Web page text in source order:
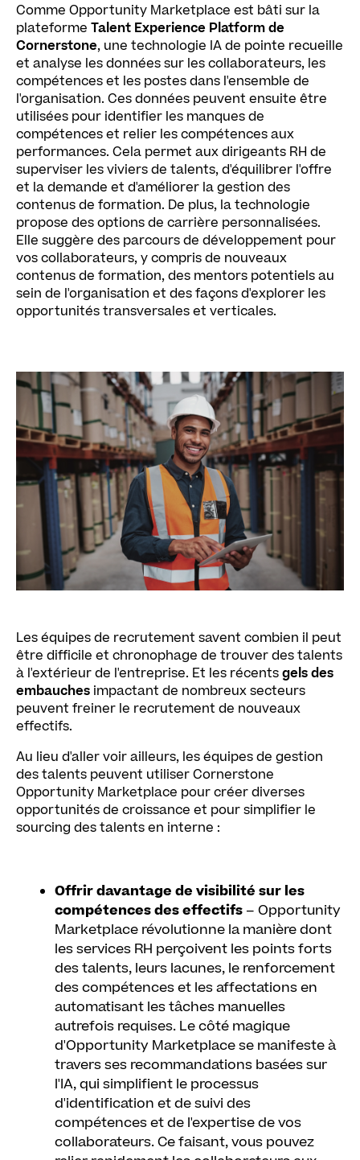
Comme Opportunity Marketplace est bâti sur la
plateforme Talent Experience Platform de
Cornerstone, une technologie IA de pointe recueille
et analyse les données sur les collaborateurs, les
compétences et les postes dans l'ensemble de
l'organisation. Ces données peuvent ensuite être
utilisées pour identifier les manques de
compétences et relier les compétences aux
performances. Cela permet aux dirigeants RH de
superviser les viviers de talents, d'équilibrer l'offre
et la demande et d'améliorer la gestion des
contenus de formation. De plus, la technologie
propose des options de carrière personnalisées.
Elle suggère des parcours de développement pour
vos collaborateurs, y compris de nouveaux
contenus de formation, des mentors potentiels au
sein de l'organisation et des façons d'explorer les
opportunités transversales et verticales.
Les équipes de recrutement savent combien il peut
être difficile et chronophage de trouver des talents
à l'extérieur de l'entreprise. Et les récentsgels des
embauches impactant de nombreux secteurs
peuvent freiner le recrutement de nouveaux
effectifs.
Au lieu d'aller voir ailleurs, les équipes de gestion
des talents peuvent utiliser Cornerstone
Opportunity Marketplace pour créer diverses
opportunités de croissance et pour simplifier le
sourcing des talents en interne :
Offrir davantage de visibilité sur les
compétences des effectifs – Opportunity
Marketplace révolutionne la manière dont
les services RH perçoivent les points forts
des talents, leurs lacunes, le renforcement
des compétences et les affectations en
automatisant les tâches manuelles
autrefois requises. Le côté magique
d'Opportunity Marketplace se manifeste à
travers ses recommandations basées sur
l'IA, qui simplifient le processus
d'identification et de suivi des
compétences et de l'expertise de vos
collaborateurs. Ce faisant, vous pouvez